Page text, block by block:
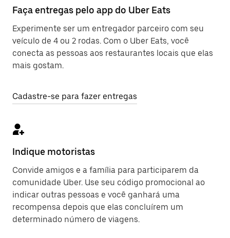
Faça entregas pelo app do Uber Eats
Experimente ser um entregador parceiro com seu
veículo de 4 ou 2 rodas. Com o Uber Eats, você
conecta as pessoas aos restaurantes locais que elas
mais gostam.
Cadastre-se para fazer entregas
Indique motoristas
Convide amigos e a família para participarem da
comunidade Uber. Use seu código promocional ao
indicar outras pessoas e você ganhará uma
recompensa depois que elas concluírem um
determinado número de viagens.